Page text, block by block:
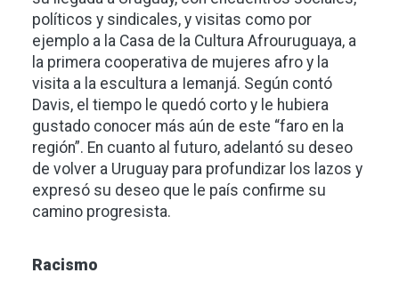
políticos y sindicales, y visitas como por
ejemplo a la Casa de la Cultura Afrouruguaya, a
la primera cooperativa de mujeres afro y la
visita a la escultura a Iemanjá. Según contó
Davis, el tiempo le quedó corto y le hubiera
gustado conocer más aún de este “faro en la
región”. En cuanto al futuro, adelantó su deseo
de volver a Uruguay para profundizar los lazos y
expresó su deseo que le país confirme su
camino progresista.
Racismo